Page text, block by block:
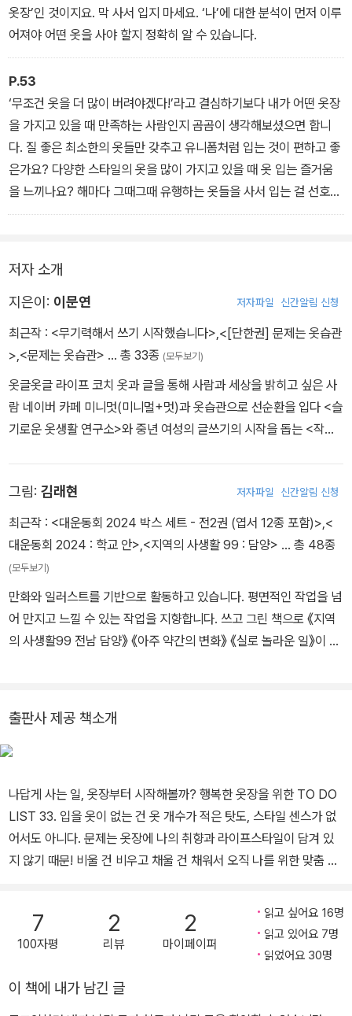
옷장’인 것이지요. 막 사서 입지 마세요. ‘나’에 대한 분석이 먼저 이루
어져야 어떤 옷을 사야 할지 정확히 알 수 있습니다.
P.53
‘무조건 옷을 더 많이 버려야겠다!’라고 결심하기보다 내가 어떤 옷장
을 가지고 있을 때 만족하는 사람인지 곰곰이 생각해보셨으면 합니
다. 질 좋은 최소한의 옷들만 갖추고 유니폼처럼 입는 것이 편하고 좋
은가요? 다양한 스타일의 옷을 많이 가지고 있을 때 옷 입는 즐거움
을 느끼나요? 해마다 그때그때 유행하는 옷들을 사서 입는 걸 선호하
나요? ‘내가 진짜 원하는 옷장’이 무엇인지부터 고민해보세요.
저자 소개
지은이: 이문연 저자파일 신간알림 신청
최근작 : <무기력해서 쓰기 시작했습니다> <[단한권] 문제는 옷습관
> <문제는 옷습관> … 총 33종 (모두보기)
옷글옷글 라이프 코치 옷과 글을 통해 사람과 세상을 밝히고 싶은 사
람 네이버 카페 미니멋(미니멀+멋)과 옷습관으로 선순환을 입다 <슬
기로운 옷생활 연구소>와 중년 여성의 글쓰기의 시작을 돕는 <작심
출판사) 『불혹, 옷에 지배받지 않고 나를 표현하는 법』(교보 퍼플)
『무기력해서 쓰기 시작했습니다』(미다스북스) 인스타그램: @ansy
d81
그림: 김래현 저자파일 신간알림 신청
최근작 : <대운동회 2024 박스 세트 - 전2권 (엽서 12종 포함)> <
대운동회 2024 : 학교 안> <지역의 사생활 99 : 담양> … 총 48종
(모두보기)
만화와 일러스트를 기반으로 활동하고 있습니다. 평면적인 작업을 넘
어 만지고 느낄 수 있는 작업을 지향합니다. 쓰고 그린 책으로 《지역
의 사생활99 전남 담양》 《아주 약간의 변화》 《실로 놀라운 일》이 있
아요. 친구들도 그 첫걸음을 힘차게 내딛기를 응원합니다.
출판사 제공 책소개
나답게 사는 일, 옷장부터 시작해볼까? 행복한 옷장을 위한 TO DO
LIST 33. 입을 옷이 없는 건 옷 개수가 적은 탓도, 스타일 센스가 없
어서도 아니다. 문제는 옷장에 나의 취향과 라이프스타일이 담겨 있
지 않기 때문! 비울 건 비우고 채울 건 채워서 오직 나를 위한 맞춤 옷
하게 덜어내고 싶다면, 나의 스타일을 찾아 자신감 있게 살고 싶다면,
이번 주말엔 이 책으로 옷장 정리에 도전해보자. 모든 건 ‘잘못된 옷
장’ 때문이었다;; 행복한 옷장을 위한 TO DO LIST 33 오늘 아침에
야 할지 모르겠나요? 옷장에 나의 취향과 라이프스타일이 담겨 있지
7
100자평
2
리뷰
2
마이페이퍼
읽고 싶어요 16명
읽고 있어요 7명
읽었어요 30명
이 책에 내가 남긴 글